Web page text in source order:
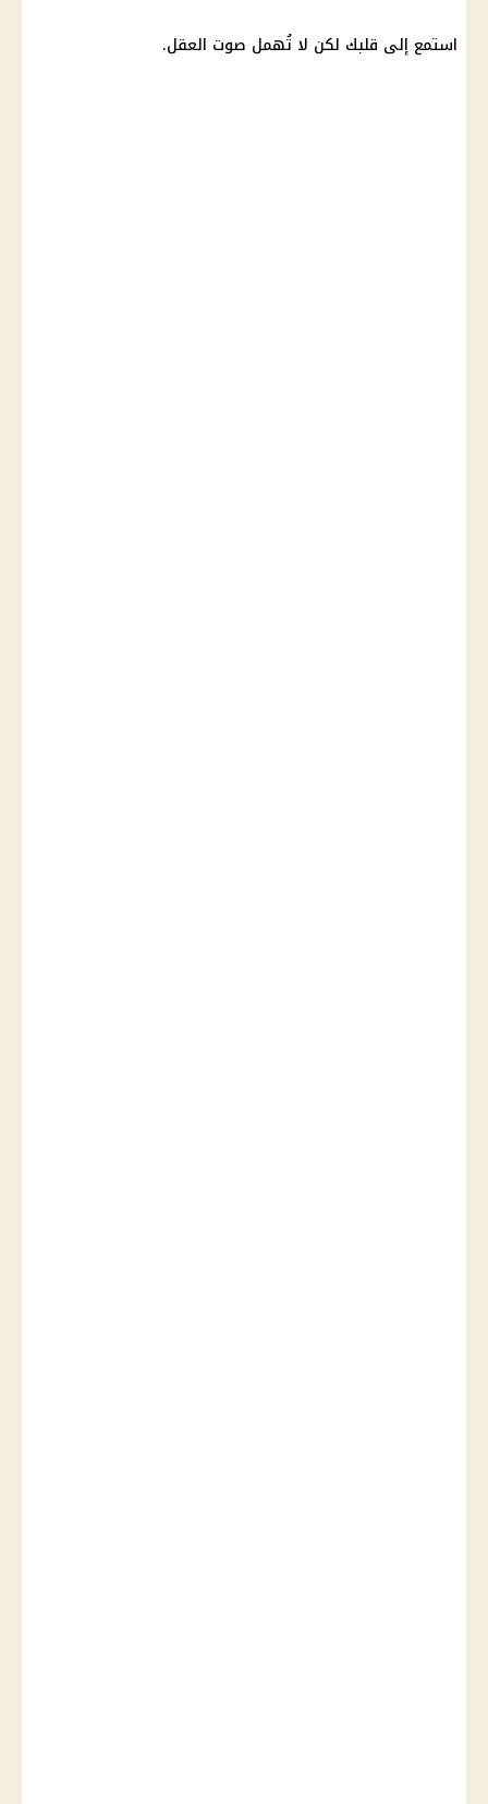
استمع إلى قلبك لكن لا تُهمل صوت العقل.